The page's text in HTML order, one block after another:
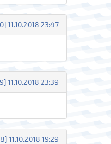
11.10.2018 23:47
11.10.2018 23:39
11.10.2018 19:29